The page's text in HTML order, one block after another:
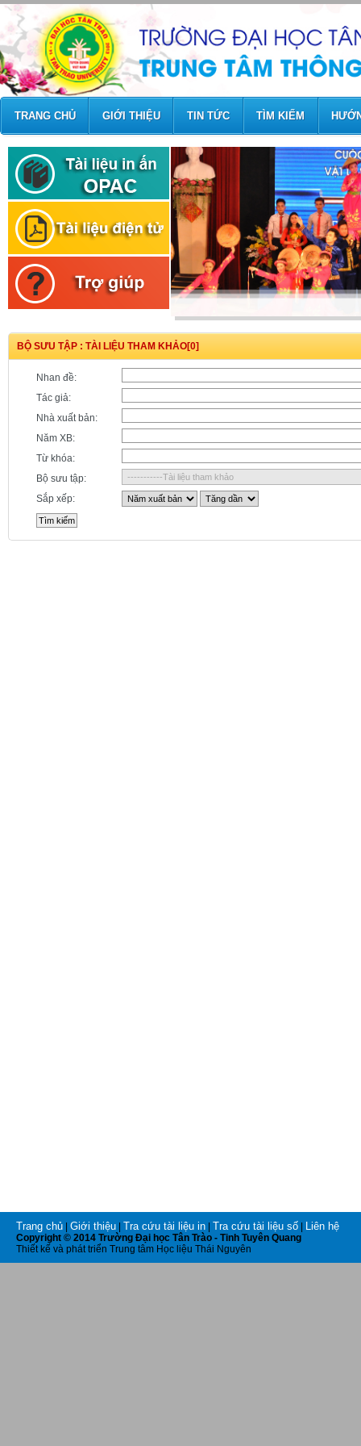
TRANG CHỦ GIỚI THIỆU TIN TỨC TÌM KIẾM
BỘ SƯU TẬP : TÀI LIỆU THAM KHẢO[0]
Nhan đề:
Tác giả:
Nhà xuất bản:
Năm XB:
Từ khóa:
Bộ sưu tập:
Sắp xếp:
Trang chủ Giới thiệu Tra cứu tài liệu in Tra cứu tài liệu số Liên hệ
Copyright © 2014 Trường Đại học Tân Trào - Tinh Tuyên Quang
Thiết kế và phát triển Trung tâm Học liệu Thái Nguyên